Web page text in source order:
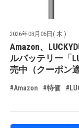
2026年08月06日( 木 )
Amazon、
ルバッテリー「
売中（クーポン適
#Amazon #特価